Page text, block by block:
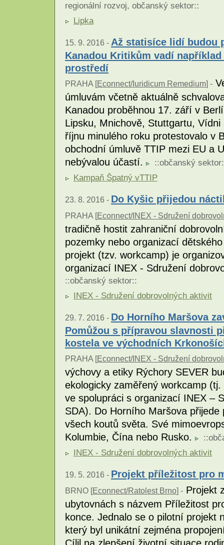
regionální rozvoj, občanský sektor::
Lipka
15. 9. 2016 - Až statisíce lidí budou
Kanadou Kritikům vadí
prostředí
PRAHA [Econnect/Iuridicum Remedium] -
úmluvám včetně aktuálně
Kanadou proběhnou 17. září v
Lipsku, Mnichově, Stuttgartu,
říjnu minulého roku protestovalo v
obchodní úmluvě TTIP mezi EU a
nebývalou účastí.
::občanský sektor
Kampaň Špatný vTTIP
23. 8. 2016 - Do Kyšic přijedou
PRAHA [Econnect/INEX - Sdružení
tradičně hostit zahraniční
pozemky nebo organizací
projekt (tzv. workcamp) je
organizací INEX - Sdružení
::občanský sektor::
INEX - Sdružení dobrovolných aktivit
29. 7. 2016 - Do Horního Maršova
Pomůžou s přípravou slavnosti
kostela ve východních
PRAHA [Econnect/INEX - Sdružení
výchovy a etiky Rýchory SEVER
ekologicky zaměřený workcamp
ve spolupráci s organizací INEX –
SDA). Do Horního Maršova
všech koutů světa. Své
Kolumbie, Čína nebo Rusko.
::
INEX - Sdružení dobrovolných aktivit
19. 5. 2016 - Projekt příležitost pro
BRNO [Econnect/Ratolest Brno] - Projekt
ubytovnách s názvem Příležitost
konce. Jednalo se o pilotní projekt
který byl unikátní zejména